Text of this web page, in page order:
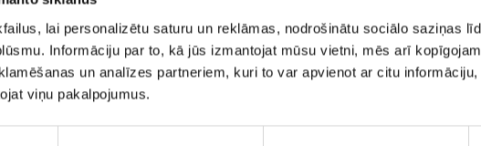
lai personalizētu saturu un reklāmas, nodrošinātu sociālo saziņas
Informāciju par to, kā jūs izmantojat mūsu vietni, mēs arī
un analīzes partneriem, kuri to var apvienot ar citu
viņu pakalpojumus.
iesaiņojumā
pušķis
peoniju
maģija